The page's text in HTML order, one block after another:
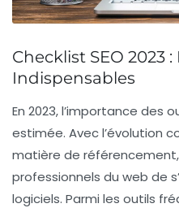
Checklist SEO 2023
Indispensables
En 2023, l’importance des
estimée. Avec l’évolution
matière de
professionnels du web de
logiciels. Parmi les outils